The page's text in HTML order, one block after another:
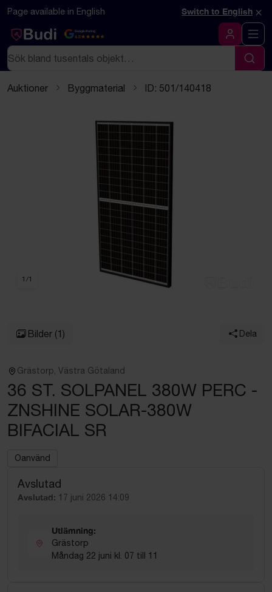
Hoppa till innehåll
Textbaserad (markdown) version av denna sida
Page available in English Switch to English ×
Google Rating
4.5
Logga in
Sök
Sök
Auktioner Byggmaterial ID: 501/140418
1 /1
Bilder (1) Dela
Grästorp, Västra Götaland
36 ST. SOLPANEL 380W PERC -
ZNSHINE SOLAR-380W
BIFACIAL SR
Oanvänd
Avslutad
Avslutad: 17 juni 2026 14:09
Utlämning:
Grästorp
Måndag 22 juni kl. 07 till 11